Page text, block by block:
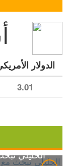
الدولار
3.01
الخليلي